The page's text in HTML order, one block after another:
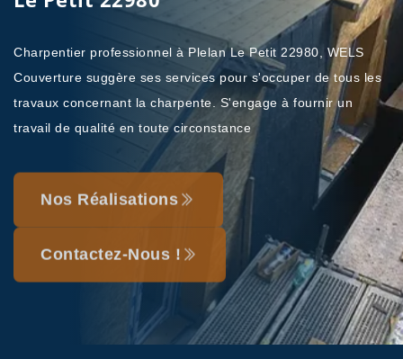
Charpentier professionnel à Plelan Le Petit 22980, WELS
Couverture suggère ses services pour s'occuper de tous les
travaux concernant la charpente. S'engage à fournir un
travail de qualité en toute circonstance
Nos Réalisations
Contactez-Nous !